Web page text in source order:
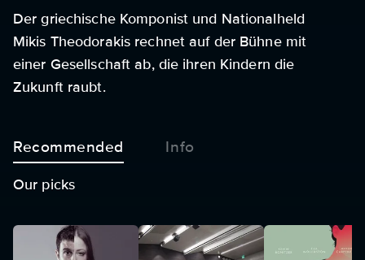
Der griechische Komponist und Nationalheld
Mikis Theodorakis rechnet auf der Bühne mit
einer Gesellschaft ab, die ihren Kindern die
Zukunft raubt.
Recommended Info
Our picks